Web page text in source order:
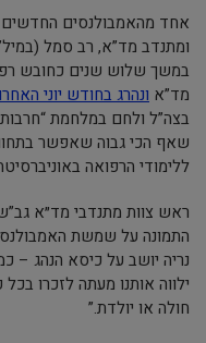
אחד מהאמבולנסים
ומתנדב מד”א, רב סמל
במשך שלוש שנים כחובש
מד”א ונהרג בחודש יוני
בצה”ל ולחם במלחמת
שאף הכי גבוה שאפשר
ללימודי הרפואה
ראש צוות מתנדבי מד״א
התמונה על שמשת
נריה יושב על כיסא הנהג –
ילווה אותנו מעתה לזכרו
חולה או יולדת.”